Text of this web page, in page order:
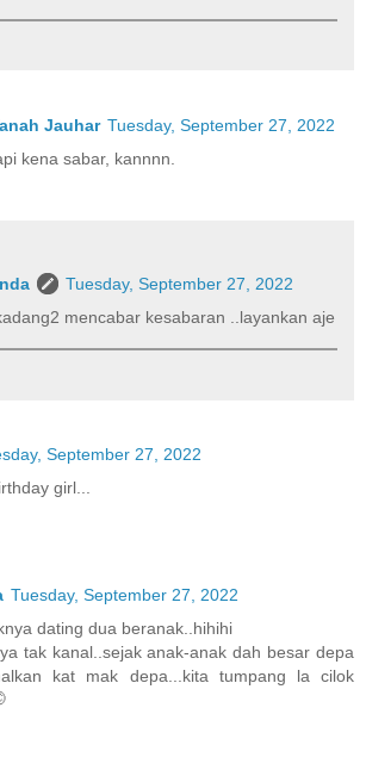
Jauhar Tuesday, September 27, 2022
kena sabar, kannnn.
Tuesday, September 27, 2022
mencabar kesabaran ..layankan aje
September 27, 2022
girl...
Tuesday, September 27, 2022
dating dua beranak..hihihi
tak kanal..sejak anak-anak dah besar depa
kat mak depa...kita tumpang la cilok